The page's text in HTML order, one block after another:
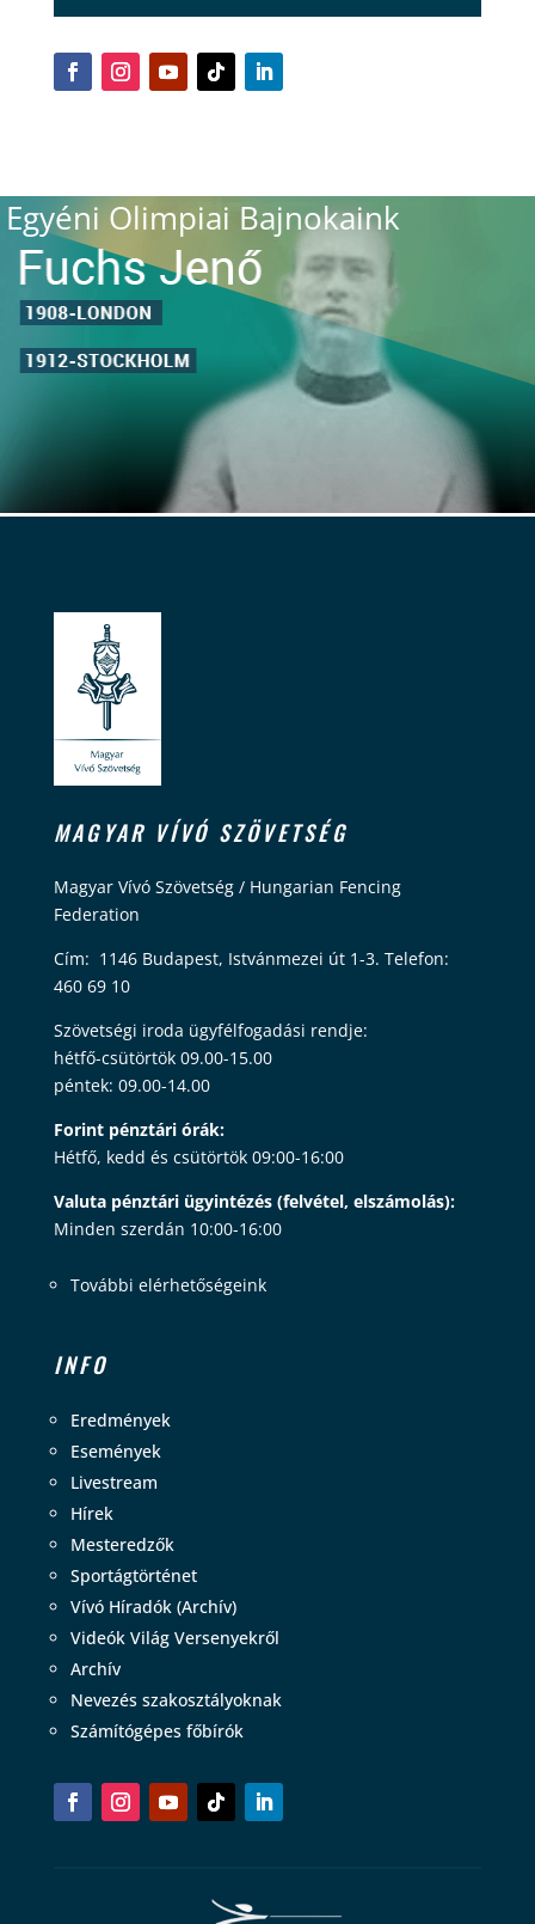
Egyéni Olimpiai Bajnokaink
MAGYAR VÍVÓ SZÖVETSÉG
Magyar Vívó Szövetség / Hungarian Fencing
Federation
Cím: 1146 Budapest, Istvánmezei út 1-3. Telefon:
460 69 10
Szövetségi iroda ügyfélfogadási rendje:
hétfő-csütörtök 09.00-15.00
péntek: 09.00-14.00
Forint pénztári órák:
Hétfő, kedd és csütörtök 09:00-16:00
Valuta pénztári ügyintézés (felvétel, elszámolás):
Minden szerdán 10:00-16:00
További elérhetőségeink
INFO
Eredmények
Események
Livestream
Hírek
Mesteredzők
Sportágtörténet
Vívó Híradók (Archív)
Videók Világ Versenyekről
Archív
Nevezés szakosztályoknak
Számítógépes főbírók